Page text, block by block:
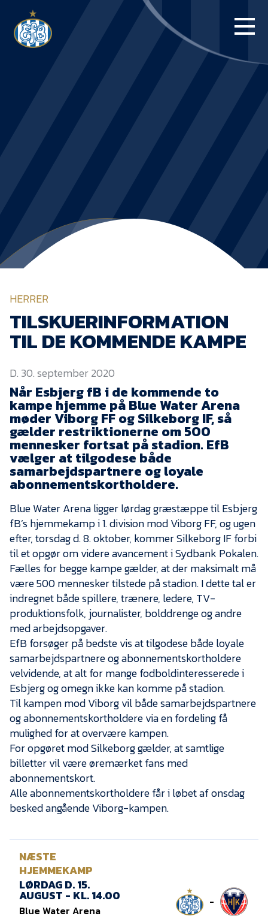
BLUE WATER
NYHEDER
EfB Akademi
Sydvestjysk Fodbold
Samarbejde
Partnere
Blue Water Arena
Aktionærinformation
Job i EfB
Presse
HERRER
TILSKUERINFORMATION
TIL DE KOMMENDE KAMPE
D. 30. september 2020
Når Esbjerg fB i de kommende to
kampe hjemme på Blue Water Arena
møder Viborg FF og Silkeborg IF, så
gælder restriktionerne om 500
mennesker fortsat på stadion. EfB
vælger at tilgodese både
samarbejdspartnere og loyale
abonnementskortholdere.
Blue Water Arena ligger lørdag græstæppe til Esbjerg
fB’s hjemmekamp i 1. division mod Viborg FF, og ugen
efter, torsdag d. 8. oktober, kommer Silkeborg IF forbi
til et opgør om videre avancement i Sydbank Pokalen.
Fælles for begge kampe gælder, at der maksimalt må
være 500 mennesker tilstede på stadion. I dette tal er
indregnet både spillere, trænere, ledere, TV-
produktionsfolk, journalister, bolddrenge og andre
med arbejdsopgaver.
EfB forsøger på bedste vis at tilgodese både loyale
samarbejdspartnere og abonnementskortholdere
velvidende, at alt for mange fodboldinteresserede i
Esbjerg og omegn ikke kan komme på stadion.
Til kampen mod Viborg vil både samarbejdspartnere
og abonnementskortholdere via en fordeling få
mulighed for at overvære kampen.
For opgøret mod Silkeborg gælder, at samtlige
billetter vil være øremærket fans med
abonnementskort.
Alle abonnementskortholdere får i løbet af onsdag
besked angående Viborg-kampen.
NÆSTE
HJEMMEKAMP
LØRDAG D. 15.
AUGUST - KL. 14.00
Blue Water Arena
-